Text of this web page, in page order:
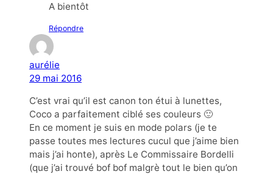
A bientôt
Répondre
aurélie
29 mai 2016
C’est vrai qu’il est canon ton étui à lunettes,
Coco a parfaitement ciblé ses couleurs 🙂
En ce moment je suis en mode polars (je te
passe toutes mes lectures cucul que j’aime bien
mais j’ai honte), après Le Commissaire Bordelli
(que j’ai trouvé bof bof malgrè tout le bien qu’on